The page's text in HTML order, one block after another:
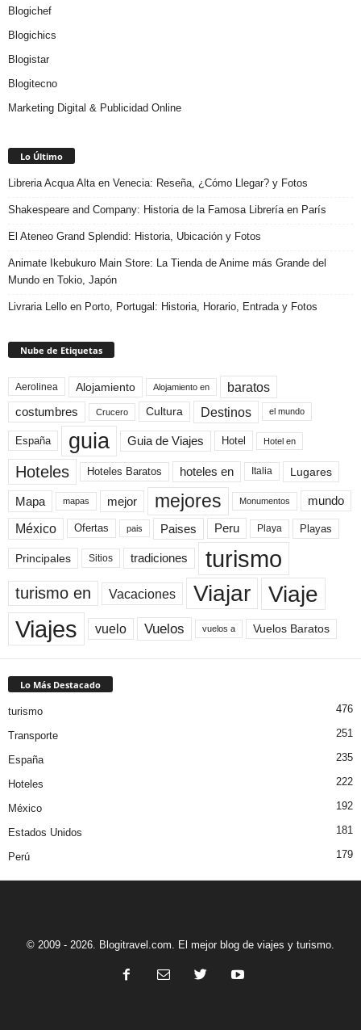
Blogichef
Blogichics
Blogistar
Blogitecno
Marketing Digital & Publicidad Online
Lo Último
Libreria Acqua Alta en Venecia: Reseña, ¿Cómo Llegar? y Fotos
Shakespeare and Company: Historia de la Famosa Librería en París
El Ateneo Grand Splendid: Historia, Ubicación y Fotos
Animate Ikebukuro Main Store: La Tienda de Anime más Grande del
Mundo en Tokio, Japón
Livraria Lello en Porto, Portugal: Historia, Horario, Entrada y Fotos
Nube de Etiquetas
Aerolinea Alojamiento Alojamiento en baratos
costumbres Crucero Cultura Destinos el mundo
España guia Guia de Viajes Hotel Hotel en
Hoteles Hoteles Baratos hoteles en Italia Lugares
Mapa mapas mejor mejores Monumentos mundo
México Ofertas pais Paises Peru Playa Playas
Principales Sitios tradiciones turismo
turismo en Vacaciones Viajar Viaje
Viajes vuelo Vuelos vuelos a Vuelos Baratos
Lo Más Destacado
turismo 476
Transporte 251
España 235
Hoteles 222
México 192
Estados Unidos 181
Perú 179
© 2009 - 2026. Blogitravel.com. El mejor blog de viajes y turismo.